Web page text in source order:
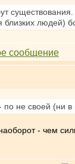
людей)
не своей (ни
- чем